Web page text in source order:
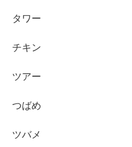
タワー
チキン
ツアー
つばめ
ツバメ